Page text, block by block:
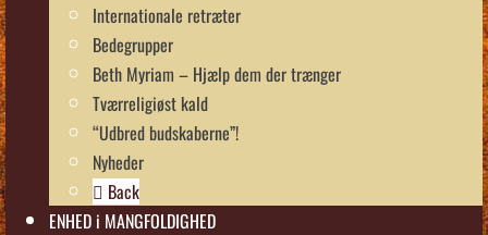
Internationale retræter
Bedegrupper
Beth Myriam – Hjælp dem der trænger
Tværreligiøst kald
“Udbred budskaberne”!
Nyheder
Back
ENHED i MANGFOLDIGHED